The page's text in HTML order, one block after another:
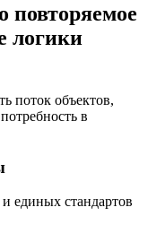
логики
поток объектов,
в
единых стандартов